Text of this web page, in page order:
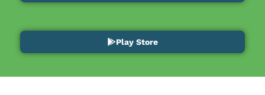
Play Store